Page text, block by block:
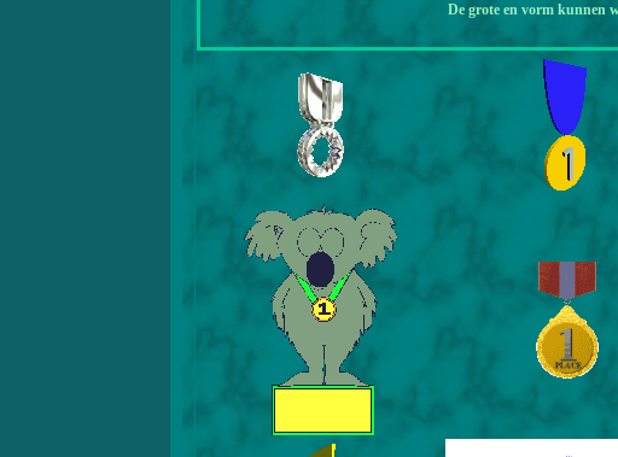
De grote en vorm kunnen